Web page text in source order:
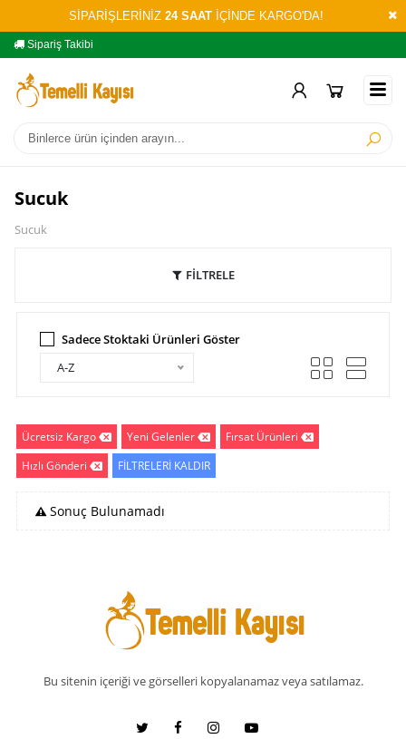
SİPARİŞLERİNİZ24 SAAT İÇİNDE KARGO'DA!
Sipariş Takibi
Sucuk
Sucuk
FİLTRELE
Sadece Stoktaki Ürünleri Göster
A-Z
Ücretsiz Kargo Yeni Gelenler
Fırsat Ürünleri
Hızlı Gönderi
FİLTRELERİ KALDIR
Sonuç Bulunamadı
Bu sitenin içeriği ve görselleri kopyalanamaz veya satılamaz.